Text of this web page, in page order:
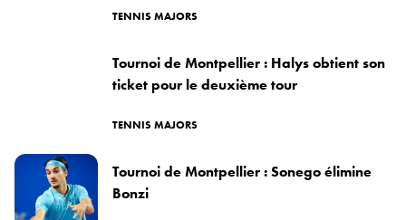
TENNIS MAJORS
Tournoi de Montpellier : Halys obtient son
ticket pour le deuxième tour
TENNIS MAJORS
Tournoi de Montpellier : Sonego élimine
Bonzi